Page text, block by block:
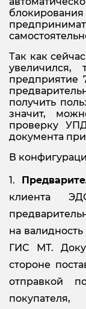
Так как
увеличился,
предприятие
получить
значит,
проверку
документа
В
клиента
на
ГИС МТ.
стороне
отправкой